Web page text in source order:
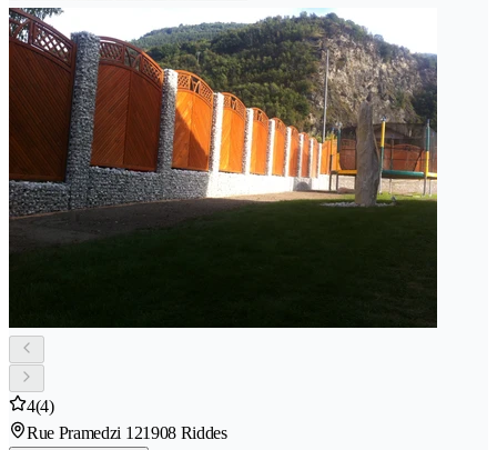
4(4)
Rue Pramedzi 121908 Riddes